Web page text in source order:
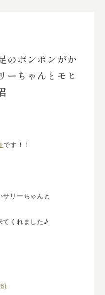
のポンポンがか
ーちゃんとモヒ
です！！
リーちゃんと
てくれました♪